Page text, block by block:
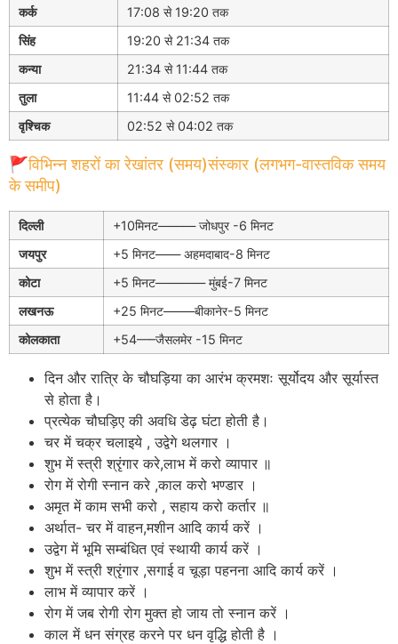
कर्क
17:08 से 19:20 तक
सिंह
19:20 से 21:34 तक
कन्या
21:34 से 11:44 तक
तुला
11:44 से 02:52 तक
वृश्चिक
02:52 से 04:02 तक
🚩विभिन्न शहरों का रेखांतर (समय)संस्कार (लगभग-वास्तविक समय
के समीप)
दिल्ली
+10मिनट——— जोधपुर -6 मिनट
जयपुर
+5 मिनट—— अहमदाबाद-8 मिनट
कोटा
+5 मिनट———— मुंबई-7 मिनट
लखनऊ
+25 मिनट——–बीकानेर-5 मिनट
कोलकाता
+54—–जैसलमेर -15 मिनट
दिन और रात्रि के चौघड़िया का आरंभ क्रमशः सूर्योदय और सूर्यास्त
से होता है।
प्रत्येक चौघड़िए की अवधि डेढ़ घंटा होती है।
चर में चक्र चलाइये , उद्वेगे थलगार ।
शुभ में स्त्री श्रृंगार करे,लाभ में करो व्यापार ॥
रोग में रोगी स्नान करे ,काल करो भण्डार ।
अमृत में काम सभी करो , सहाय करो कर्तार ॥
अर्थात- चर में वाहन,मशीन आदि कार्य करें ।
उद्वेग में भूमि सम्बंधित एवं स्थायी कार्य करें ।
शुभ में स्त्री श्रृंगार ,सगाई व चूड़ा पहनना आदि कार्य करें ।
लाभ में व्यापार करें ।
रोग में जब रोगी रोग मुक्त हो जाय तो स्नान करें ।
काल में धन संग्रह करने पर धन वृद्धि होती है ।